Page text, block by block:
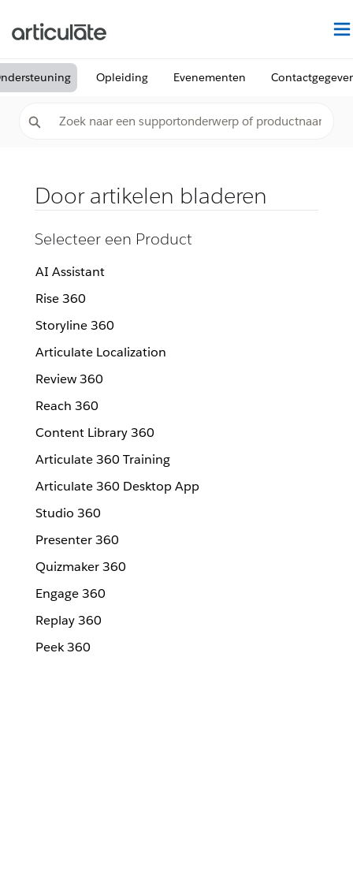
Opleiding Evenementen
Door artikelen bladeren
Selecteer een Product
AI Assistant
Rise 360
Storyline 360
Articulate Localization
Review 360
Reach 360
Content Library 360
Articulate 360 Training
Articulate 360 Desktop App
Studio 360
Presenter 360
Quizmaker 360
Engage 360
Replay 360
Peek 360